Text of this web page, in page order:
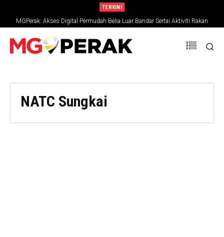
TERKINI
MGPerak: Akses Digital Permudah Belia Luar Bandar Sertai Aktiviti Rakan
Muda
NATC Sungkai